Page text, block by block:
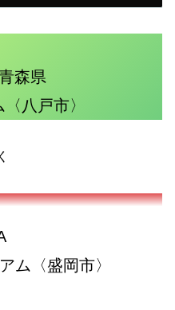
森県
八戸市〉
ム〈盛岡市〉